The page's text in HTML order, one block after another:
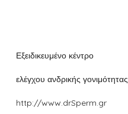
Εξειδικευμένο κέντρο
ελέγχου ανδρικής γονιμότητας
http://www.drSperm.gr